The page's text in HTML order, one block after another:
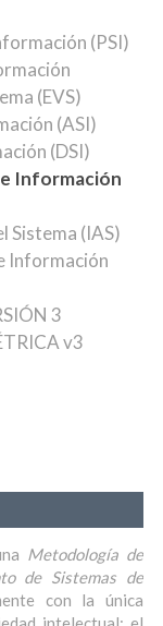
(PSI)
(EVS)
(ASI)
(DSI)
Información
Sistema (IAS)
Información
3
v3
Metodología de
de Sistemas de
con la única